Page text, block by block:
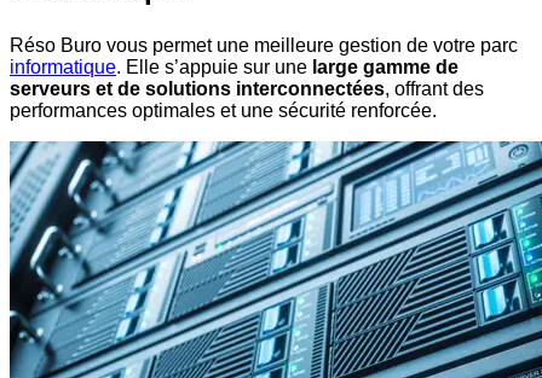
Réso Buro vous permet une meilleure gestion de votre parc
informatique. Elle s’appuie sur une large gamme de
serveurs et de solutions interconnectées, offrant des
performances optimales et une sécurité renforcée.